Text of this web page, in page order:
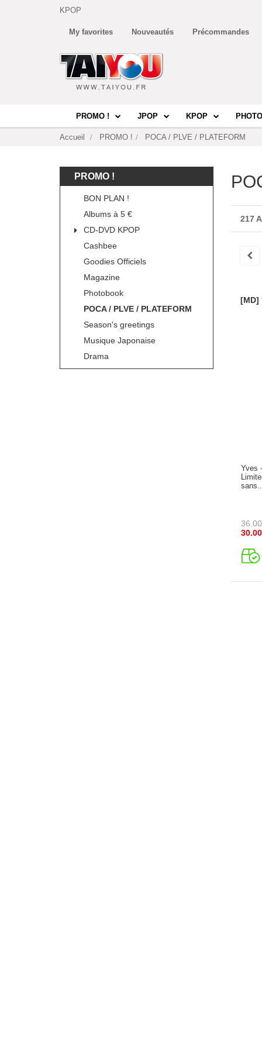
KPOP
My favorites Nouveautés Précommandes
PROMO ! JPOP KPOP
Accueil PROMO ! POCA / PLVE / PLATEFORM
PROMO !
BON PLAN !
Albums à 5 €
CD-DVD KPOP
Cashbee
Goodies Officiels
Magazine
Photobook
POCA / PLVE / PLATEFORM
Season's greetings
Musique Japonaise
Drama
217
[MD]
Yves
36.00
30.00